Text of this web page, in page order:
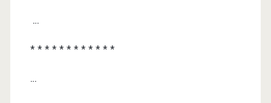
…
* * * * * * * * * * * *
…